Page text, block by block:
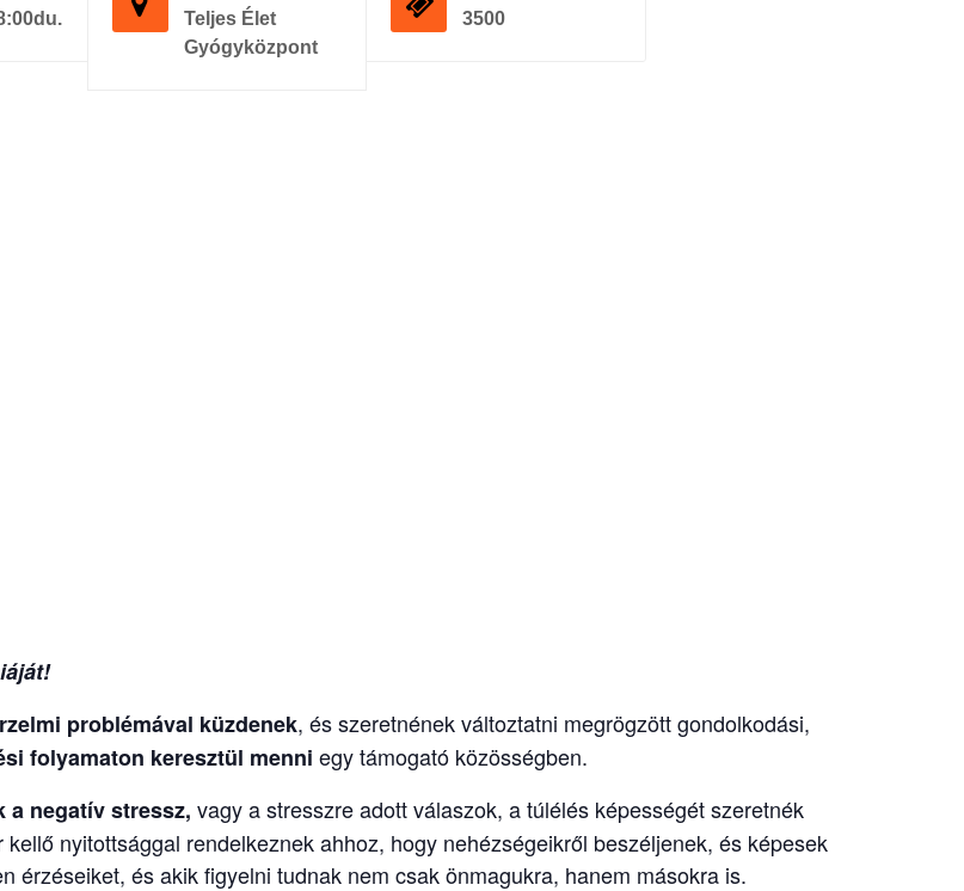
Teljes Élet
Gyógyközpont
3500
problémával küzdenek, és szeretnének változtatni megrögzött gondolkodási,
folyamaton keresztül menni egy támogató közösségben.
a negatív stressz, vagy a stresszre adott válaszok, a túlélés képességét szeretnék
nyitottsággal rendelkeznek ahhoz, hogy nehézségeikről beszéljenek, és képesek
érzéseiket, és akik figyelni tudnak nem csak önmagukra, hanem másokra is.